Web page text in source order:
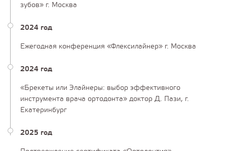
зубов» г. Москва
2024 год
Ежегодная конференция «Флексилайнер» г. Москва
2024 год
«Брекеты или Элайнеры: выбор эффективного
инструмента врача ортодонта» доктор Д. Пази, г.
Екатеринбург
2025 год